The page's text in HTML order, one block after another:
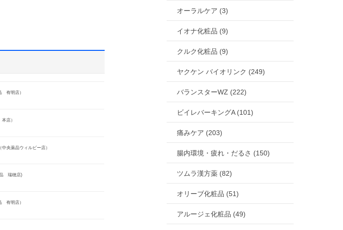
有明店）
店）
央薬品ウィルビー店）
品 瑞穂店)
有明店）
オーラルケア (3)
イオナ化粧品 (9)
クルク化粧品 (9)
ヤクケン バイオリンク (249)
バランスターWZ (222)
ビイレバーキングA (101)
痛みケア (203)
腸内環境・疲れ・だるさ (150)
ツムラ漢方薬 (82)
オリーブ化粧品 (51)
アルージェ化粧品 (49)